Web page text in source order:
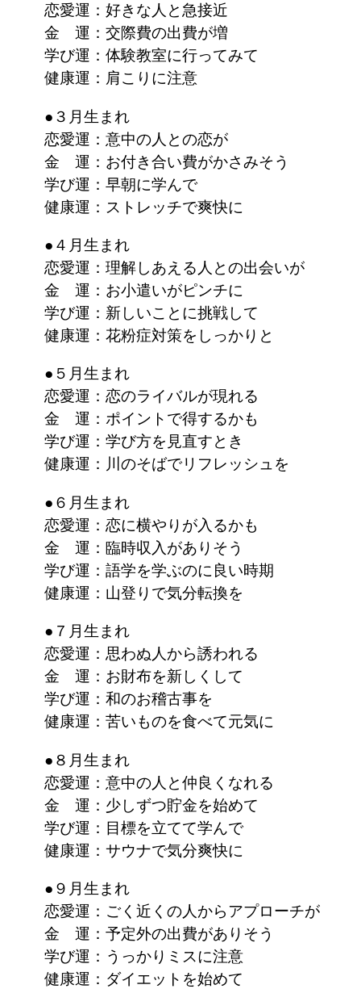
恋愛運：好きな人と急接近
金 運：交際費の出費が増
学び運：体験教室に行ってみて
健康運：肩こりに注意
●３月生まれ
恋愛運：意中の人との恋が
金 運：お付き合い費がかさみそう
学び運：早朝に学んで
健康運：ストレッチで爽快に
●４月生まれ
恋愛運：理解しあえる人との出会いが
金 運：お小遣いがピンチに
学び運：新しいことに挑戦して
健康運：花粉症対策をしっかりと
●５月生まれ
恋愛運：恋のライバルが現れる
金 運：ポイントで得するかも
学び運：学び方を見直すとき
健康運：川のそばでリフレッシュを
●６月生まれ
恋愛運：恋に横やりが入るかも
金 運：臨時収入がありそう
学び運：語学を学ぶのに良い時期
健康運：山登りで気分転換を
●７月生まれ
恋愛運：思わぬ人から誘われる
金 運：お財布を新しくして
学び運：和のお稽古事を
健康運：苦いものを食べて元気に
●８月生まれ
恋愛運：意中の人と仲良くなれる
金 運：少しずつ貯金を始めて
学び運：目標を立てて学んで
健康運：サウナで気分爽快に
●９月生まれ
恋愛運：ごく近くの人からアプローチが
金 運：予定外の出費がありそう
学び運：うっかりミスに注意
健康運：ダイエットを始めて